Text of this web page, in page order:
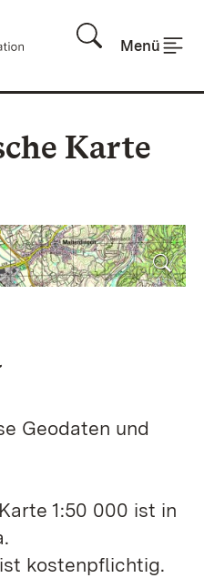
Menü
Karte
Geodaten und
1:50 000 ist in
kostenpflichtig.